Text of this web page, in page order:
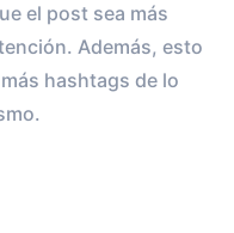
el post sea más
Además, esto
hashtags de lo